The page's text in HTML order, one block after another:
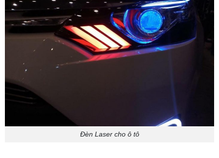
Đèn Laser cho ô tô